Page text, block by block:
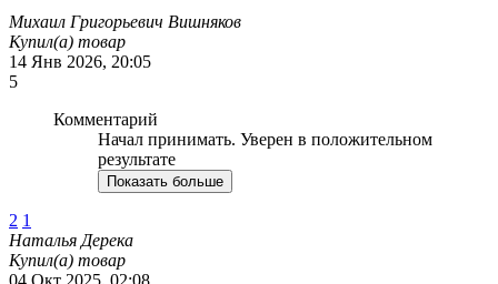
Михаил Григорьевич Вишняков
Купил(а) товар
14 Янв 2026, 20:05
5
Комментарий
Начал принимать. Уверен в положительном
результате
Показать больше
2 1
Наталья Дерека
Купил(а) товар
04 Окт 2025, 02:08